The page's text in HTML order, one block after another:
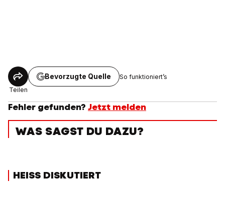
Teilen
Bevorzugte Quelle So funktioniert’s
Fehler gefunden? Jetzt melden
WAS SAGST DU DAZU?
HEISS DISKUTIERT